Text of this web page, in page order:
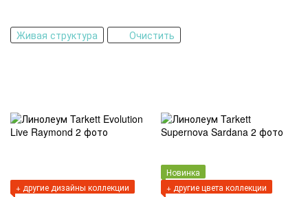
Живая структура Очистить
+ другие дизайны коллекции
Новинка
+ другие цвета коллекции